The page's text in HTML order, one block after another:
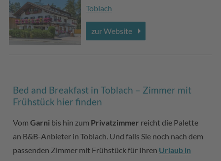
Toblach
zur Website
Bed and Breakfast in Toblach – Zimmer mit
Frühstück hier finden
VomGarni bis hin zum Privatzimmer reicht die Palette
an B&B-Anbieter in Toblach. Und falls Sie noch nach dem
passenden Zimmer mit Frühstück für Ihren Urlaub in